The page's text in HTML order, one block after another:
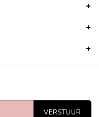
VERSTUUR